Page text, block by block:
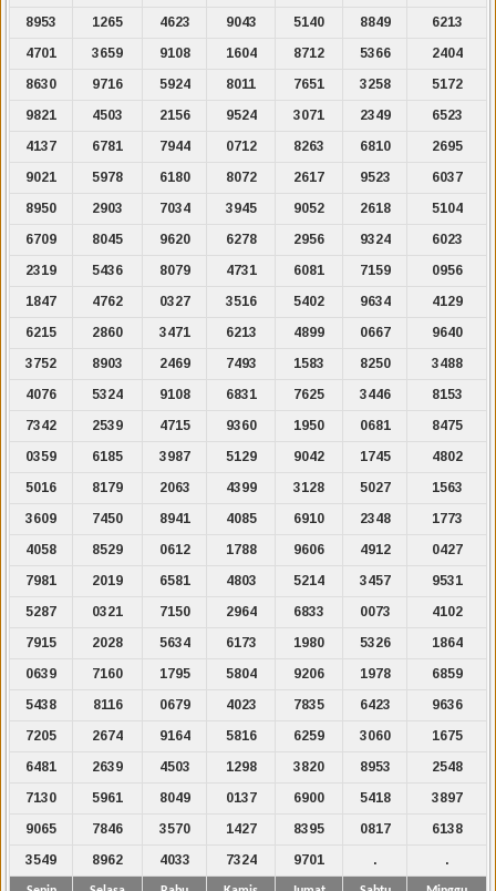
8953
1265 4623 9043 5140 8849
6213
4701
3659 9108 1604 8712 5366
2404
8630
9716 5924 8011 7651 3258
5172
9821
4503 2156 9524 3071 2349
6523
4137
6781 7944 0712 8263 6810
2695
9021
5978 6180 8072 2617 9523
6037
8950
2903 7034 3945 9052 2618
5104
6709
8045 9620 6278 2956 9324
6023
2319
5436 8079 4731 6081 7159
0956
1847
4762 0327 3516 5402 9634
4129
6215
2860 3471 6213 4899 0667
9640
3752
8903 2469 7493 1583 8250
3488
4076
5324 9108 6831 7625 3446
8153
7342
2539 4715 9360 1950 0681
8475
0359
6185 3987 5129 9042 1745
4802
5016
8179 2063 4399 3128 5027
1563
3609
7450 8941 4085 6910 2348
1773
4058
8529 0612 1788 9606 4912
0427
7981
2019 6581 4803 5214 3457
9531
5287
0321 7150 2964 6833 0073
4102
7915
2028 5634 6173 1980 5326
1864
0639
7160 1795 5804 9206 1978
6859
5438
8116 0679 4023 7835 6423
9636
7205
2674 9164 5816 6259 3060
1675
6481
2639 4503 1298 3820 8953
2548
7130
5961 8049 0137 6900 5418
3897
9065
7846 3570 1427 8395 0817
6138
3549
8962 4033 7324 9701 . .